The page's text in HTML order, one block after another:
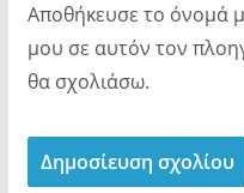
Αποθήκευσε το όνομά
μου σε αυτόν τον
θα σχολιάσω.